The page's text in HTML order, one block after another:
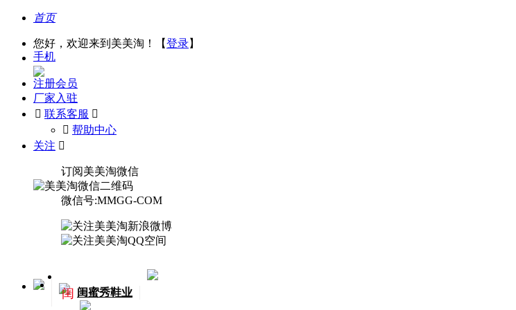
首页
您好，欢迎来到美美淘！【登录】
手机
注册会员
厂家入驻
 联系客服 
󰅃 帮助中心
关注 
订阅美美淘微信
微信号:MMGG-COM
闺 闺蜜秀鞋业